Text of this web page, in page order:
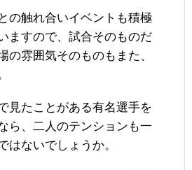
の触れ合いイベントも積極
ますので、試合そのものだ
の雰囲気そのものもまた、
見たことがある有名選手を
ら、二人のテンションも一
はないでしょうか。